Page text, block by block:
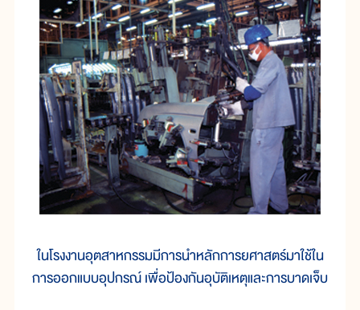
ในโรงงานอุตสาหกรรมมีการนำหลักการยศาสตร์มาใช้ใน
การออกแบบอุปกรณ์ เพื่อป้องกันอุบัติเหตุและการบาดเจ็บ